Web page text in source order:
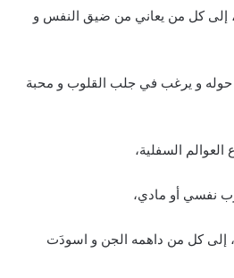
إلى كل من يعاني من ضيق النفس و
و يرغب في جلب القلوب و محبة
السفلية،
نفسي أو مادي،
كل من داهمه الجن و اسودَت